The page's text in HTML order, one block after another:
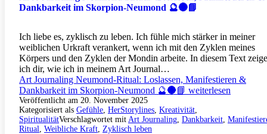
Dankbarkeit im Skorpion-Neumond 🔮🌑📘
Ich liebe es, zyklisch zu leben. Ich fühle mich stärker in meiner
weiblichen Urkraft verankert, wenn ich mit den Zyklen meines
Körpers und den Zyklen der Mondin arbeite. In diesem Text zeige
ich dir, wie ich in meinem Art Journal…
Art Journaling Neumond-Ritual: Loslassen, Manifestieren &
Dankbarkeit im Skorpion-Neumond 🔮🌑📘 weiterlesen
Veröffentlicht am 20. November 2025
Kategorisiert als Gefühle HerStorylines Kreativität
SpiritualitätVerschlagwortet mit Art Journaling Dankbarkeit
Ritual
Weibliche Kraft Zyklisch leben